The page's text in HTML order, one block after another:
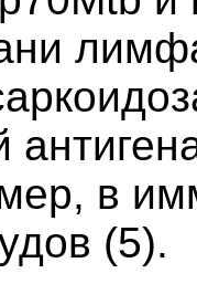
в
(5).